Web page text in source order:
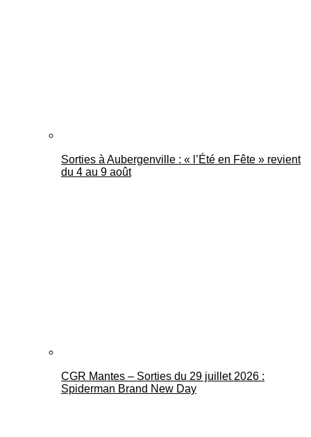
Sorties à Aubergenville : « l’Été en Fête » revient
du 4 au 9 août
CGR Mantes – Sorties du 29 juillet 2026 :
Spiderman Brand New Day